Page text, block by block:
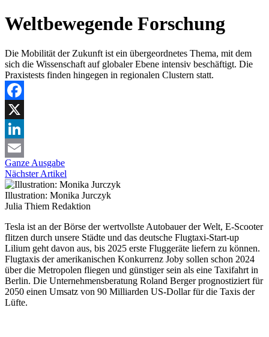
Weltbewegende Forschung
Die Mobilität der Zukunft ist ein übergeordnetes Thema, mit dem
sich die Wissenschaft auf globaler Ebene intensiv beschäftigt. Die
Praxistests finden hingegen in regionalen Clustern statt.
Facebook
X
LinkedIn
Email
Ganze Ausgabe
Nächster Artikel
Illustration: Monika Jurczyk
Julia Thiem Redaktion
Tesla ist an der Börse der wertvollste Autobauer der Welt, E-Scooter
flitzen durch unsere Städte und das deutsche Flugtaxi-Start-up
Lilium geht davon aus, bis 2025 erste Fluggeräte liefern zu können.
Flugtaxis der amerikanischen Konkurrenz Joby sollen schon 2024
über die Metropolen fliegen und günstiger sein als eine Taxifahrt in
Berlin. Die Unternehmensberatung Roland Berger prognostiziert für
2050 einen Umsatz von 90 Milliarden US-Dollar für die Taxis der
Lüfte.